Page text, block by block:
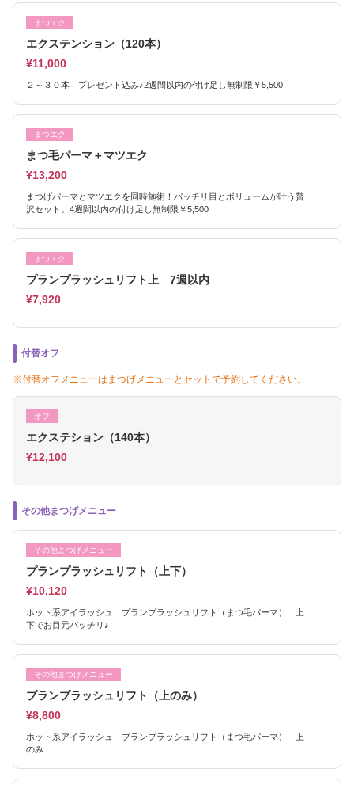
まつエク
エクステンション（120本）
¥11,000
２～３０本 プレゼント込み♪2週間以内の付け足し無制限￥5,500
まつエク
まつ毛パーマ＋マツエク
¥13,200
まつげパーマとマツエクを同時施術！パッチリ目とボリュームが叶う贅
沢セット。4週間以内の付け足し無制限￥5,500
まつエク
プランプラッシュリフト上 7週以内
¥7,920
付替オフ
※付替オフメニューはまつげメニューとセットで予約してください。
オフ
エクステション（140本）
¥12,100
その他まつげメニュー
その他まつげメニュー
プランプラッシュリフト（上下）
¥10,120
ホット系アイラッシュ プランプラッシュリフト（まつ毛パーマ） 上
下でお目元パッチリ♪
その他まつげメニュー
プランプラッシュリフト（上のみ）
¥8,800
ホット系アイラッシュ プランプラッシュリフト（まつ毛パーマ） 上
のみ